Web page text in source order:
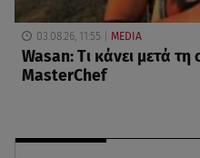
03.08.26, 11:55 MEDIA
Wasan: Tι κάνει μετά
MasterChef